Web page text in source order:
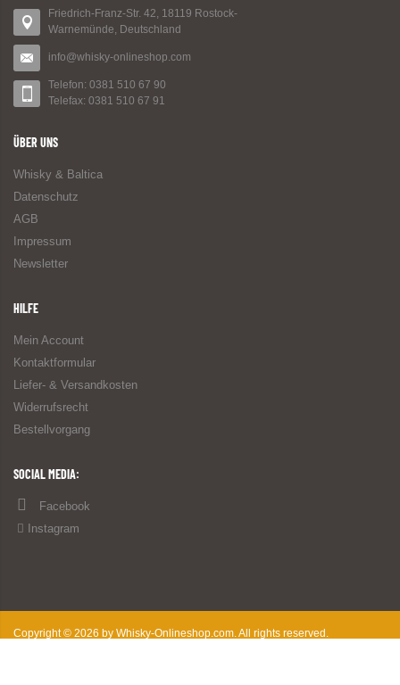
Friedrich-Franz-Str. 42, 18119 Rostock-
Warnemünde, Deutschland
info@whisky-onlineshop.com
Telefon: 0381 510 67 90
Telefax: 0381 510 67 91
ÜBER UNS
Whisky & Baltica
Datenschutz
AGB
Impressum
Newsletter
HILFE
Mein Account
Kontaktformular
Liefer- & Versandkosten
Widerrufsrecht
Bestellvorgang
SOCIAL MEDIA:
Facebook
Instagram
Copyright © 2026 by Whisky-Onlineshop.com. All rights reserved.